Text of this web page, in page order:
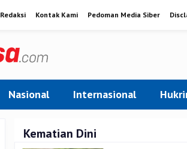
Redaksi Kontak Kami Pedoman Media Siber
Nasional Internasional
Kematian Dini